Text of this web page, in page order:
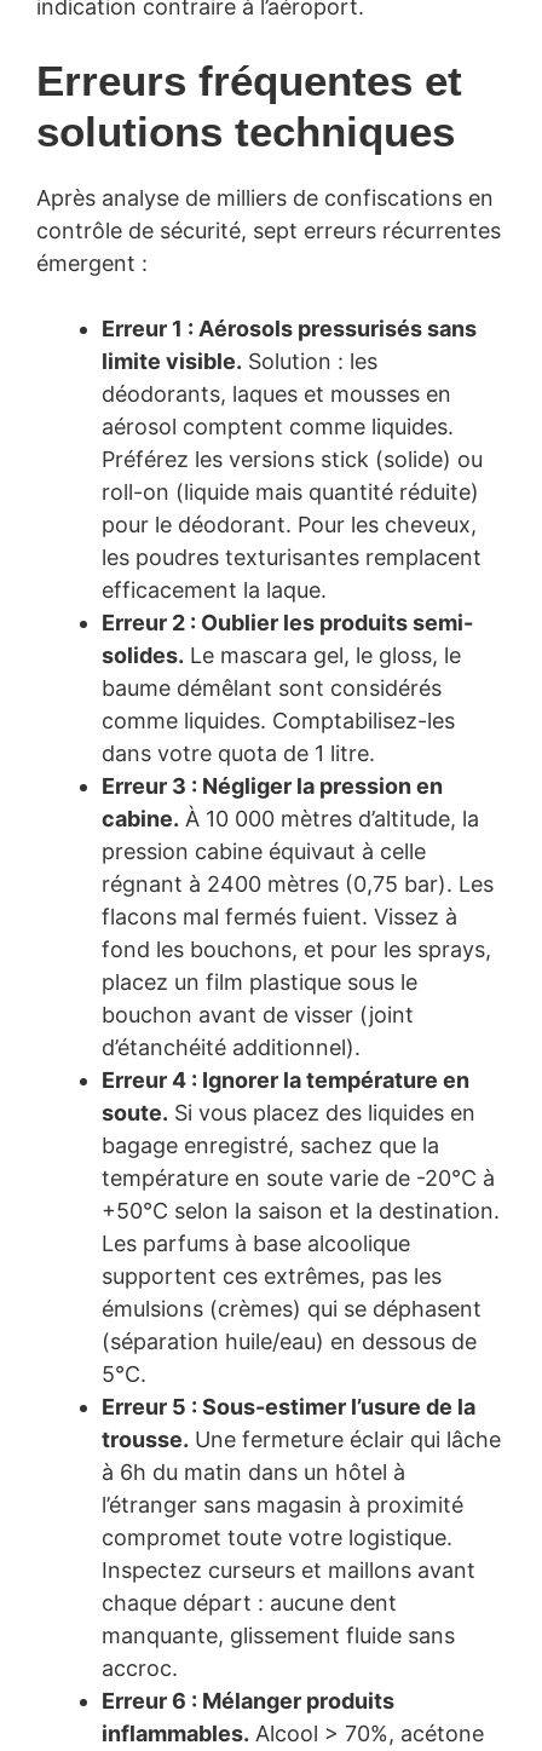
indication contraire à l’aéroport.
Erreurs fréquentes et
solutions techniques
Après analyse de milliers de confiscations en
contrôle de sécurité, sept erreurs récurrentes
émergent :
Erreur 1 : Aérosols pressurisés sans
limite visible. Solution : les
déodorants, laques et mousses en
aérosol comptent comme liquides.
Préférez les versions stick (solide) ou
roll-on (liquide mais quantité réduite)
pour le déodorant. Pour les cheveux,
les poudres texturisantes remplacent
efficacement la laque.
Erreur 2 : Oublier les produits semi-
solides. Le mascara gel, le gloss, le
baume démêlant sont considérés
comme liquides. Comptabilisez-les
dans votre quota de 1 litre.
Erreur 3 : Négliger la pression en
cabine. À 10 000 mètres d’altitude, la
pression cabine équivaut à celle
régnant à 2400 mètres (0,75 bar). Les
flacons mal fermés fuient. Vissez à
fond les bouchons, et pour les sprays,
placez un film plastique sous le
bouchon avant de visser (joint
d’étanchéité additionnel).
Erreur 4 : Ignorer la température en
soute. Si vous placez des liquides en
bagage enregistré, sachez que la
température en soute varie de -20°C à
+50°C selon la saison et la destination.
Les parfums à base alcoolique
supportent ces extrêmes, pas les
émulsions (crèmes) qui se déphasent
(séparation huile/eau) en dessous de
5°C.
Erreur 5 : Sous-estimer l’usure de la
trousse. Une fermeture éclair qui lâche
à 6h du matin dans un hôtel à
l’étranger sans magasin à proximité
compromet toute votre logistique.
Inspectez curseurs et maillons avant
chaque départ : aucune dent
manquante, glissement fluide sans
accroc.
Erreur 6 : Mélanger produits
inflammables. Alcool > 70%, acétone